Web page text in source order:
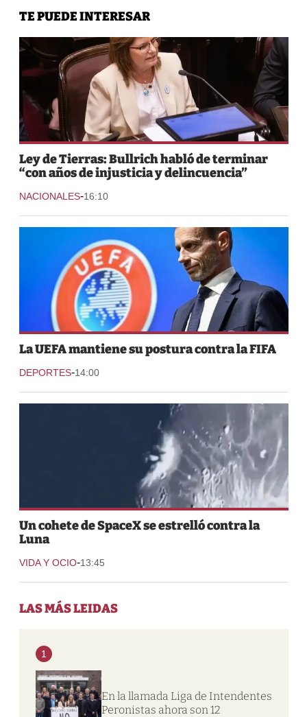
TE PUEDE INTERESAR
Ley de Tierras: Bullrich habló de terminar
“con años de injusticia y delincuencia”
NACIONALES-16:10
La UEFA mantiene su postura contra la FIFA
DEPORTES-14:00
Un cohete de SpaceX se estrelló contra la
Luna
VIDA Y OCIO-13:45
LAS MÁS LEIDAS
1
En la llamada Liga de Intendentes
Peronistas ahora son 12